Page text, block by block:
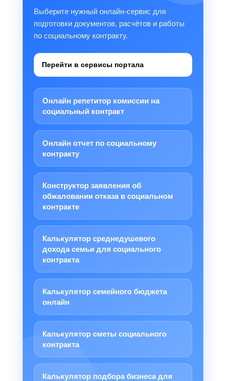
Выберите нужный онлайн-сервис для
подготовки документов, расчётов и работы
по социальному контракту.
Перейти в сервисы портала
Онлайн репетитор комиссии на
социальный контракт
Онлайн отчет по социальному
контракту
Конструктор заявления об
обжаловании отказа в социальном
контракте
Калькулятор среднедушевого
дохода семьи для социального
контракта
Калькулятор семейного бюджета
онлайн
Калькулятор сметы социального
контракта
Калькулятор подбора бизнеса для